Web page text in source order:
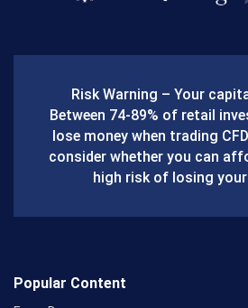
o
o
k
Risk Warning – Your
Between 74-89% of retail
lose money when trading
consider whether you can
high risk of losing your
Popular Content